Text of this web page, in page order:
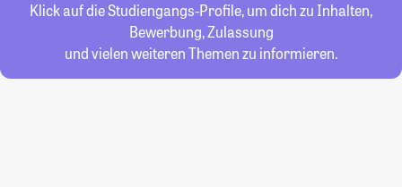
Klick auf die Studiengangs-Profile, um dich zu Inhalten,
Bewerbung, Zulassung
und vielen weiteren Themen zu informieren.